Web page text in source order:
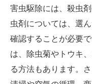
害虫駆除には、殺虫
虫剤については、選
確認することが必要
は、除虫菊やトウキ
る方法もあります。